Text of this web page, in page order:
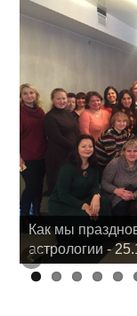
Как мы
астрологии -